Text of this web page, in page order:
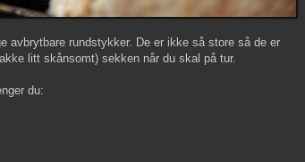
avbrytbare rundstykker. De er ikke så store så de er
litt skånsomt) sekken når du skal på tur.
du: